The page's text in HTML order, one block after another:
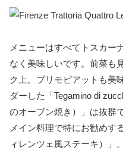
メニューはすべてトスカー
なく美味しいです。前菜も
ク上。プリモピアットも美
ダーした「Tegamino di
のオーブン焼き）」は抜群
メイン料理で特にお勧めす
ィレンツェ風ステーキ）」